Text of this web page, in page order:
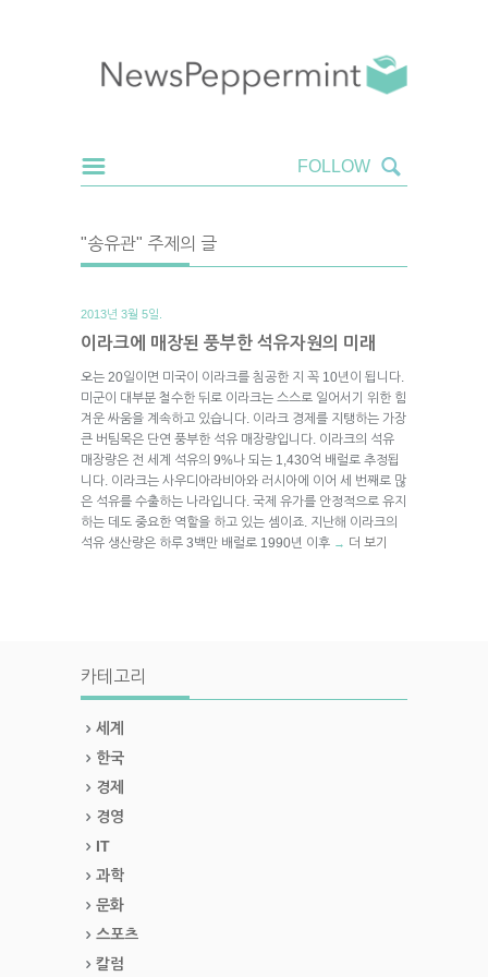
"송유관" 주제의 글
2013년 3월 5일.
이라크에 매장된 풍부한 석유자원의 미래
오는 20일이면 미국이 이라크를 침공한 지 꼭 10년이 됩니다.
미군이 대부분 철수한 뒤로 이라크는 스스로 일어서기 위한 힘
겨운 싸움을 계속하고 있습니다. 이라크 경제를 지탱하는 가장
큰 버팀목은 단연 풍부한 석유 매장량입니다. 이라크의 석유
매장량은 전 세계 석유의 9%나 되는 1,430억 배럴로 추정됩
니다. 이라크는 사우디아라비아와 러시아에 이어 세 번째로 많
은 석유를 수출하는 나라입니다. 국제 유가를 안정적으로 유지
하는 데도 중요한 역할을 하고 있는 셈이죠. 지난해 이라크의
석유 생산량은 하루 3백만 배럴로 1990년 이후 → 더 보기
카테고리
세계
한국
경제
경영
IT
과학
문화
스포츠
칼럼